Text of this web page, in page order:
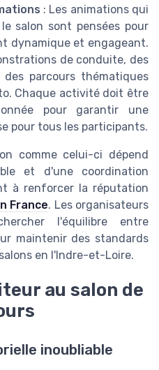
: Les animations qui
salon sont pensées pour
dynamique et engageant.
de conduite, des
parcours thématiques
Chaque activité doit être
pour garantir une
pour tous les participants.
comme celui-ci dépend
et d'une coordination
à renforcer la réputation
France. Les organisateurs
l'équilibre entre
maintenir des standards
en l'Indre-et-Loire.
au salon de
inoubliable